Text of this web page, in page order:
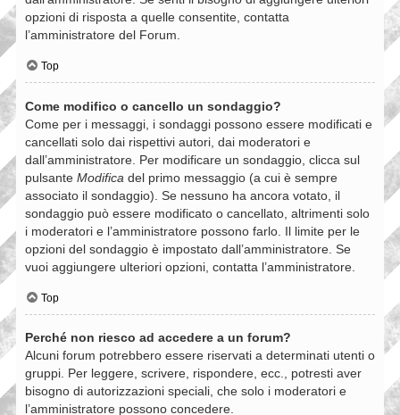
opzioni di risposta a quelle consentite, contatta
l’amministratore del Forum.
Top
Come modifico o cancello un sondaggio?
Come per i messaggi, i sondaggi possono essere modificati e
cancellati solo dai rispettivi autori, dai moderatori e
dall’amministratore. Per modificare un sondaggio, clicca sul
pulsante Modifica del primo messaggio (a cui è sempre
associato il sondaggio). Se nessuno ha ancora votato, il
sondaggio può essere modificato o cancellato, altrimenti solo
i moderatori e l’amministratore possono farlo. Il limite per le
opzioni del sondaggio è impostato dall’amministratore. Se
vuoi aggiungere ulteriori opzioni, contatta l’amministratore.
Top
Perché non riesco ad accedere a un forum?
Alcuni forum potrebbero essere riservati a determinati utenti o
gruppi. Per leggere, scrivere, rispondere, ecc., potresti aver
bisogno di autorizzazioni speciali, che solo i moderatori e
l’amministratore possono concedere.